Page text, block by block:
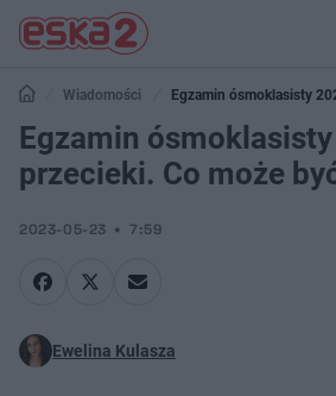
Wiadomości
Egzamin ósmoklasisty
testach?
Egzamin
przecieki. Co może
2023-05-23 7:59
Ewelina Kulasza